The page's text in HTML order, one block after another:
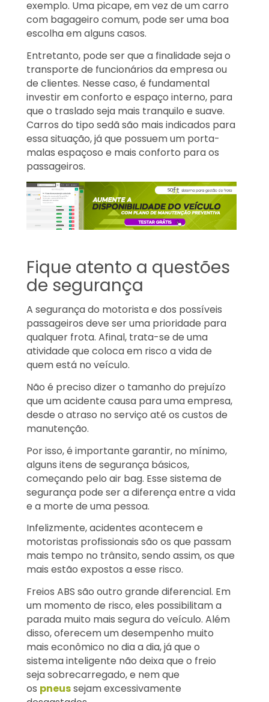
exemplo. Uma picape, em vez de um carro
com bagageiro comum, pode ser uma boa
escolha em alguns casos.
Entretanto, pode ser que a finalidade seja o
transporte de funcionários da empresa ou
de clientes. Nesse caso, é fundamental
investir em conforto e espaço interno, para
que o traslado seja mais tranquilo e suave.
Carros do tipo sedã são mais indicados para
essa situação, já que possuem um porta-
malas espaçoso e mais conforto para os
passageiros.
Fique atento a questões
de segurança
A segurança do motorista e dos possíveis
passageiros deve ser uma prioridade para
qualquer frota. Afinal, trata-se de uma
atividade que coloca em risco a vida de
quem está no veículo.
Não é preciso dizer o tamanho do prejuízo
que um acidente causa para uma empresa,
desde o atraso no serviço até os custos de
manutenção.
Por isso, é importante garantir, no mínimo,
alguns itens de segurança básicos,
começando pelo air bag. Esse sistema de
segurança pode ser a diferença entre a vida
e a morte de uma pessoa.
Infelizmente, acidentes acontecem e
motoristas profissionais são os que passam
mais tempo no trânsito, sendo assim, os que
mais estão expostos a esse risco.
Freios ABS são outro grande diferencial. Em
um momento de risco, eles possibilitam a
parada muito mais segura do veículo. Além
disso, oferecem um desempenho muito
mais econômico no dia a dia, já que o
sistema inteligente não deixa que o freio
seja sobrecarregado, e nem que
os pneussejam excessivamente